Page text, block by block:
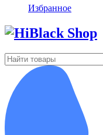
Избранное